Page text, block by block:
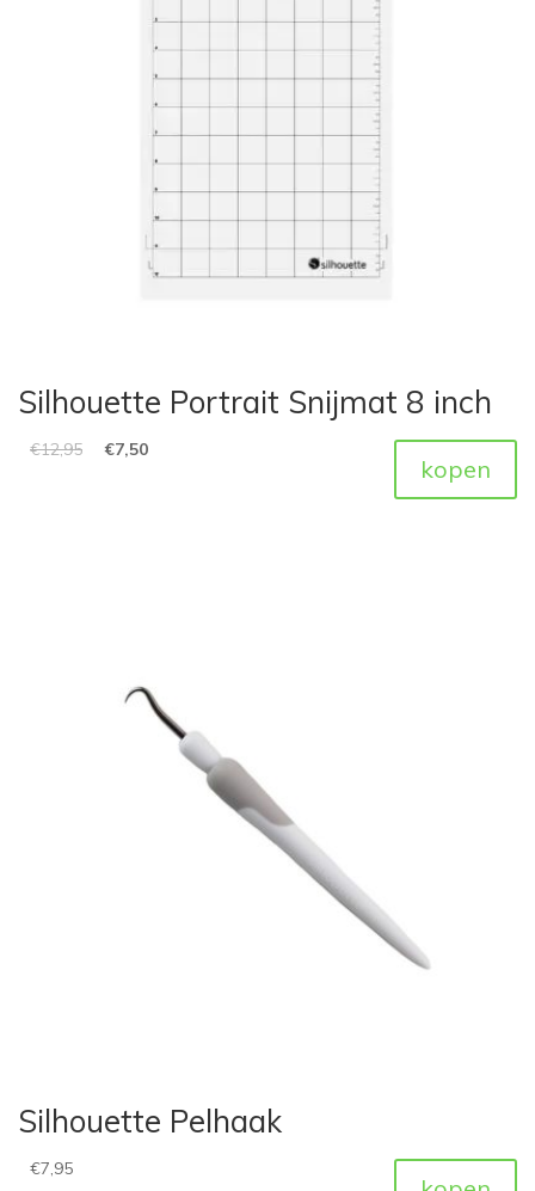
Silhouette Portrait Snijmat 8 inch
€12,95 €7,50
kopen
Silhouette Pelhaak
€7,95